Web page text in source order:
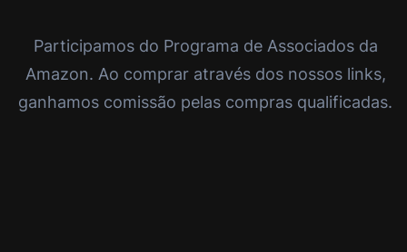
Participamos do Programa de Associados da
Amazon. Ao comprar através dos nossos links,
ganhamos comissão pelas compras qualificadas.